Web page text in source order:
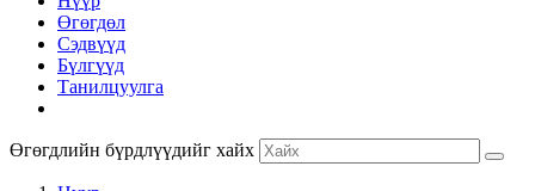
Өгөгдөл
Сэдвүүд
Бүлгүүд
Танилцуулга
Өгөгдлийн бүрдлүүдийг хайх